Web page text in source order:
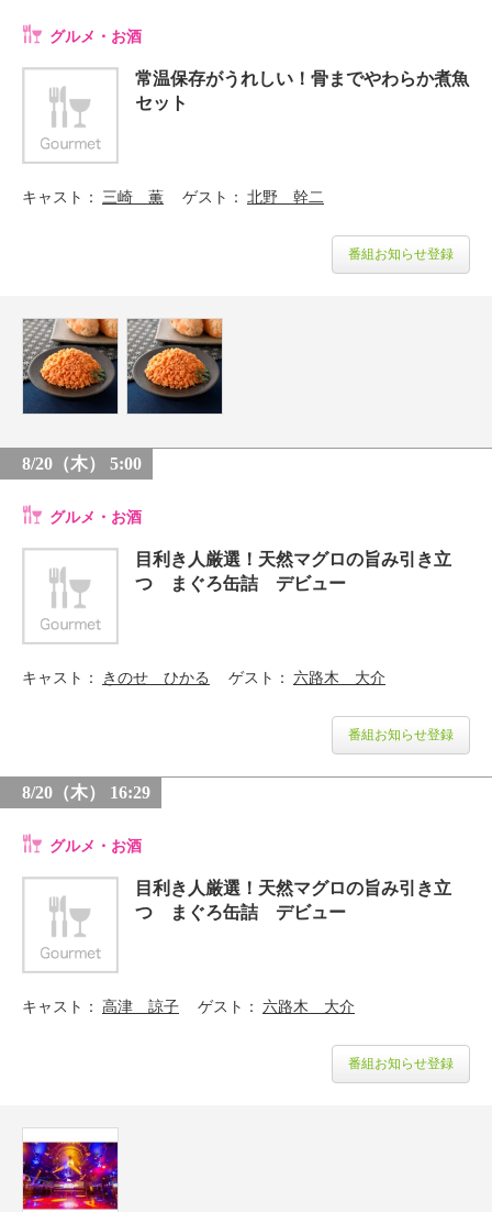
グルメ・お酒
常温保存がうれしい！骨までやわらか煮魚
セット
キャスト 三崎 薫 ゲスト 北野 幹二
番組お知らせ登録
8/20（木） 5:00
グルメ・お酒
目利き人厳選！天然マグロの旨み引き立
つ まぐろ缶詰 デビュー
キャスト きのせ ひかる ゲスト 六路木 大介
番組お知らせ登録
8/20（木） 16:29
グルメ・お酒
目利き人厳選！天然マグロの旨み引き立
つ まぐろ缶詰 デビュー
キャスト 高津 諒子 ゲスト 六路木 大介
番組お知らせ登録